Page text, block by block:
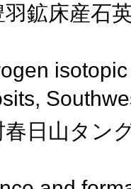
鉱床産石
春日山タン